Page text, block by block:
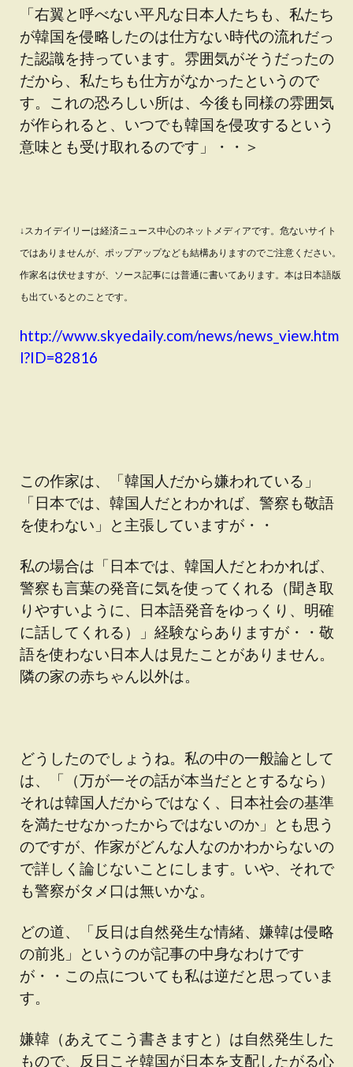
「右翼と呼べない平凡な日本人たちも、私たち
が韓国を侵略したのは仕方ない時代の流れだっ
た認識を持っています。雰囲気がそうだったの
だから、私たちも仕方がなかったというので
す。これの恐ろしい所は、今後も同様の雰囲気
が作られると、いつでも韓国を侵攻するという
意味とも受け取れるのです」・・＞
↓スカイデイリーは経済ニュース中心のネットメディアです。危ないサイト
ではありませんが、ポップアップなども結構ありますのでご注意ください。
作家名は伏せますが、ソース記事には普通に書いてあります。本は日本語版
も出ているとのことです。
http://www.skyedaily.com/news/news_view.htm
l?ID=82816
この作家は、「韓国人だから嫌われている」
「日本では、韓国人だとわかれば、警察も敬語
を使わない」と主張していますが・・
私の場合は「日本では、韓国人だとわかれば、
警察も言葉の発音に気を使ってくれる（聞き取
りやすいように、日本語発音をゆっくり、明確
に話してくれる）」経験ならありますが・・敬
語を使わない日本人は見たことがありません。
隣の家の赤ちゃん以外は。
どうしたのでしょうね。私の中の一般論として
は、「（万が一その話が本当だととするなら）
それは韓国人だからではなく、日本社会の基準
を満たせなかったからではないのか」とも思う
のですが、作家がどんな人なのかわからないの
で詳しく論じないことにします。いや、それで
も警察がタメ口は無いかな。
どの道、「反日は自然発生な情緒、嫌韓は侵略
の前兆」というのが記事の中身なわけです
が・・この点についても私は逆だと思っていま
す。
嫌韓（あえてこう書きますと）は自然発生した
もので、反日こそ韓国が日本を支配したがる心